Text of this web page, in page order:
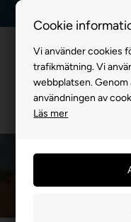
Cookie
Vi använder cookies
trafikmätning. Vi
webbplatsen.
användningen av
Läs mer